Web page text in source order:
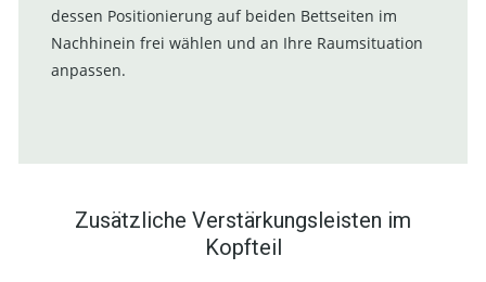
dessen Positionierung auf beiden Bettseiten im
Nachhinein frei wählen und an Ihre Raumsituation
anpassen.
Zusätzliche Verstärkungsleisten im
Kopfteil